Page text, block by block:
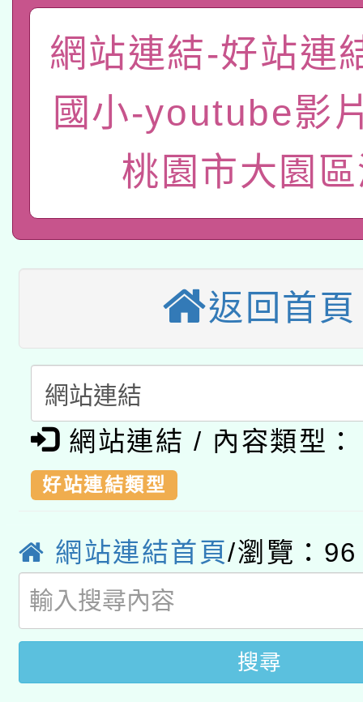
「數位內容與教學軟體
pilot」
有關大陸委員會函釋公
薪期間赴陸應申請許可
轉知經濟部水利署委託
業技術研究院辦理「
用水績優單位及節水達
動」
115年8月22日(星期六
桃園市孔廟祈福系列
開 智慧啟航」
2026年桃園地景藝術
本校115學年度第2次
招甄選結果公告(無人
招)
適應運動共學行動站研
本館辦理115年度閱讀
暨閱讀推動專業研習
科技賦能─人工智慧
礎課程
A3數位素養講師名單
「數位內容與教學軟體
有關大陸委員會函釋公
薪期間赴陸應申請許可
轉知經濟部水利署委託
業技術研究院辦理「
用水績優單位及節水達
動」
115年8月22日(星期六
桃園市孔廟祈福系列
開 智慧啟航」
2026年桃園地景藝術
網站連結-好站連
國小-youtube影
桃園市大園
返回首頁
網站連結 / 內容類型：
好站連結類型
網站連結首頁/瀏覽： 96
搜尋